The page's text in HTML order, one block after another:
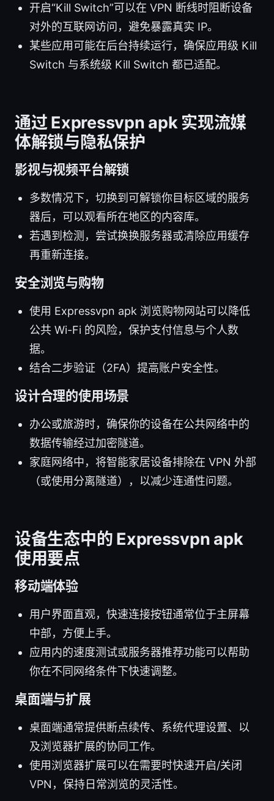
开启“Kill Switch”可以在 VPN 断线时阻断设备
对外的互联网访问，避免暴露真实 IP。
某些应用可能在后台持续运行，确保应用级 Kill
Switch 与系统级 Kill Switch 都已适配。
通过 Expressvpn apk 实现流媒
体解锁与隐私保护
影视与视频平台解锁
多数情况下，切换到可解锁你目标区域的服务
器后，可以观看所在地区的内容库。
若遇到检测，尝试换换服务器或清除应用缓存
再重新连接。
安全浏览与购物
使用 Expressvpn apk 浏览购物网站可以降低
公共 Wi-Fi 的风险，保护支付信息与个人数
据。
结合二步验证（2FA）提高账户安全性。
设计合理的使用场景
办公或旅游时，确保你的设备在公共网络中的
数据传输经过加密隧道。
家庭网络中，将智能家居设备排除在 VPN 外部
（或使用分离隧道），以减少连通性问题。
设备生态中的 Expressvpn apk
使用要点
移动端体验
用户界面直观，快速连接按钮通常位于主屏幕
中部，方便上手。
应用内的速度测试或服务器推荐功能可以帮助
你在不同网络条件下快速调整。
桌面端与扩展
桌面端通常提供断点续传、系统代理设置、以
及浏览器扩展的协同工作。
使用浏览器扩展可以在需要时快速开启/关闭
VPN，保持日常浏览的灵活性。